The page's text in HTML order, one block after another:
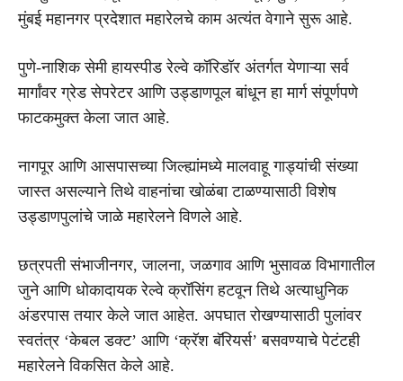
मुंबई महानगर प्रदेशात महारेलचे काम अत्यंत वेगाने सुरू आहे.
पुणे-नाशिक सेमी हायस्पीड रेल्वे कॉरिडॉर अंतर्गत येणाऱ्या सर्व
मार्गांवर ग्रेड सेपरेटर आणि उड्डाणपूल बांधून हा मार्ग संपूर्णपणे
फाटकमुक्त केला जात आहे.
नागपूर आणि आसपासच्या जिल्ह्यांमध्ये मालवाहू गाड्यांची संख्या
जास्त असल्याने तिथे वाहनांचा खोळंबा टाळण्यासाठी विशेष
उड्डाणपुलांचे जाळे महारेलने विणले आहे.
छत्रपती संभाजीनगर, जालना, जळगाव आणि भुसावळ विभागातील
जुने आणि धोकादायक रेल्वे क्रॉसिंग हटवून तिथे अत्याधुनिक
अंडरपास तयार केले जात आहेत. अपघात रोखण्यासाठी पुलांवर
स्वतंत्र ‘केबल डक्ट’ आणि ‘क्रॅश बॅरियर्स’ बसवण्याचे पेटंटही
महारेलने विकसित केले आहे.